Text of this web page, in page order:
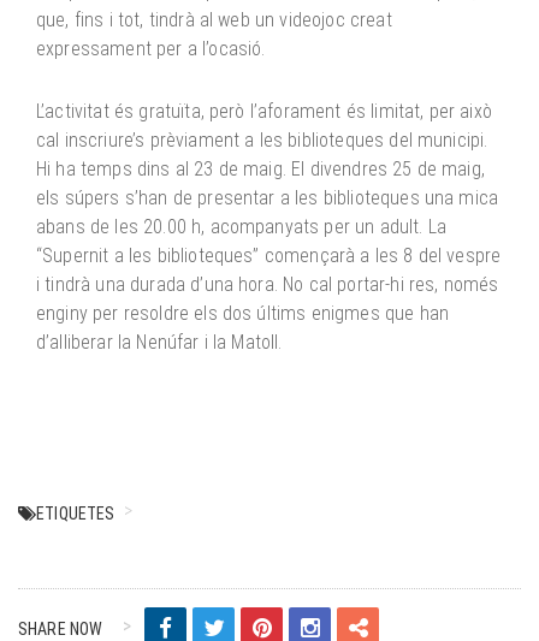
que, fins i tot, tindrà al web un videojoc creat
expressament per a l’ocasió.
L’activitat és gratuïta, però l’aforament és limitat, per això
cal inscriure’s prèviament a les biblioteques del municipi.
Hi ha temps dins al 23 de maig. El divendres 25 de maig,
els súpers s’han de presentar a les biblioteques una mica
abans de les 20.00 h, acompanyats per un adult. La
“Supernit a les biblioteques” començarà a les 8 del vespre
i tindrà una durada d’una hora. No cal portar-hi res, només
enginy per resoldre els dos últims enigmes que han
d’alliberar la Nenúfar i la Matoll.
ETIQUETES
SHARE NOW